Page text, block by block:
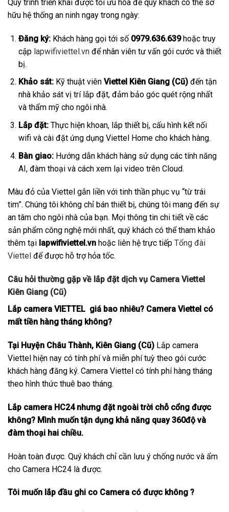
Quy trình triển khai được tối ưu hóa để quý khách có thể sở
hữu hệ thống an ninh ngay trong ngày:
Đăng ký:Khách hàng gọi tới số 0979.636.639hoặc truy
cập lapwifiviettel.vnđể nhân viên tư vấn gói cước và thiết
bị.
Khảo sát:Kỹ thuật viên Viettel Kiên Giang (Cũ)đến tận
nhà khảo sát vị trí lắp đặt, đảm bảo góc quét rộng nhất
và thẩm mỹ cho ngôi nhà.
Lắp đặt:Thực hiện khoan, lắp thiết bị, cấu hình kết nối
wifi và cài đặt ứng dụng Viettel Home cho khách hàng.
Bàn giao:Hướng dẫn khách hàng sử dụng các tính năng
AI, đàm thoại và cách xem lại video trên Cloud.
Màu đỏ của Viettel gắn liền với tinh thần phục vụ “từ trái
tim”. Chúng tôi không chỉ bán thiết bị, chúng tôi mang đến sự
an tâm cho ngôi nhà của bạn. Mọi thông tin chi tiết về các
sản phẩm công nghệ mới nhất, quý khách có thể tham khảo
thêm tại lapwifiviettel.vn hoặc liên hệ trực tiếp Tổng đài
Viettel để được hỗ trợ hỏa tốc.
Câu hỏi thường gặp về lắp đặt dịch vụ Camera Viettel
Kiên Giang (Cũ)
Lắp camera VIETTEL giá bao nhiêu? Camera Viettel có
mất tiền hàng tháng không?
Tại Huyện Châu Thành, Kiên Giang (Cũ) Lắp camera
Viettel hiện nay có tính phí và miễn phí tuỳ theo gói cước
khách hàng đăng ký. Camera Viettel có tính phí hàng tháng
theo hình thức thuê bao tháng.
Lắp camera HC24 nhưng đặt ngoài trời chỗ cổng được
không? Mình muốn tận dụng khả năng quay 360độ và
đàm thoại hai chiều.
Hoàn toàn được. Quý khách chỉ cần lưu ý chống nước và ẩm
cho Camera HC24 là được.
Tôi muốn lắp đầu ghi co Camera có được không ?